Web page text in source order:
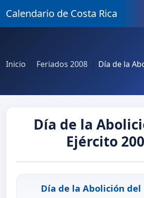
Calendario de Costa Rica
Inicio Feriados 2008 Día de la
Día de la
Ejército
Día de la Abolición del